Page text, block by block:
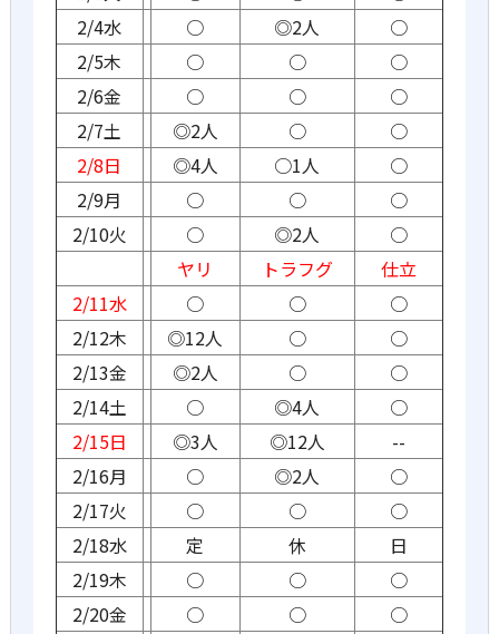
2/4水
○ ◎2人
○
2/5木
○ ○
○
2/6金
○ ○
○
2/7土
◎2人 ○
○
2/8日
◎4人 ○1人
○
2/9月
○ ○
○
2/10火
○ ◎2人
○
ヤリ
トラフグ
仕立
2/11水
○ ○
○
2/12木
◎12人 ○
○
2/13金
◎2人 ○
○
2/14土
○ ◎4人
○
2/15日
◎3人 ◎12人
--
2/16月
○ ◎2人
○
2/17火
○ ○
○
2/18水
定 休
日
2/19木
○ ○
○
2/20金
○ ○
○